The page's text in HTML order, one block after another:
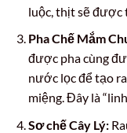
luộc, thịt sẽ được
Pha Chế Mắm
được pha cùng
nước lọc để tạo
miệng. Đây là
Sơ chế Cây Lý: